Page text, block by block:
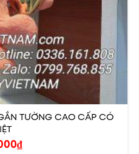
TƯỜNG CAO CẤP CÓ
₫